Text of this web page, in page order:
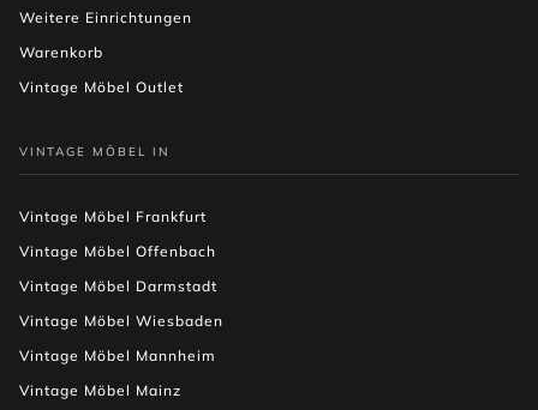
Weitere Einrichtungen
Warenkorb
Vintage Möbel Outlet
VINTAGE MÖBEL IN
Vintage Möbel Frankfurt
Vintage Möbel Offenbach
Vintage Möbel Darmstadt
Vintage Möbel Wiesbaden
Vintage Möbel Mannheim
Vintage Möbel Mainz